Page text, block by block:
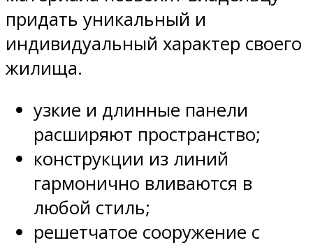
придать уникальный и
индивидуальный характер своего
жилища.
узкие и длинные панели
расширяют пространство;
конструкции из линий
гармонично вливаются в
любой стиль;
решетчатое сооружение с